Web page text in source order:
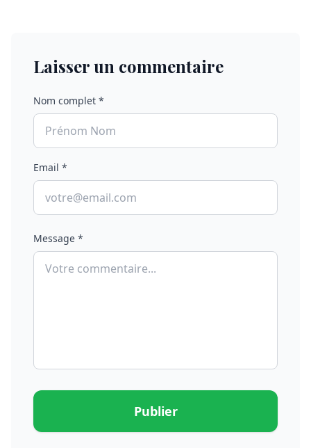
Laisser un commentaire
Nom complet *
Email *
Message *
Publier